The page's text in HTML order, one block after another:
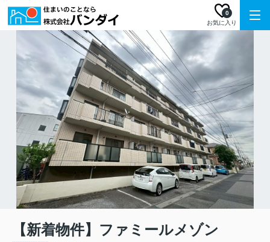
お気に入り
0
【新着物件】ファミールメゾン